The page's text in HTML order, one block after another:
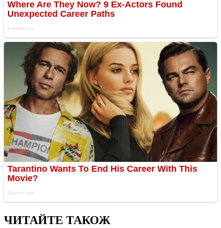
ЧИТАЙТЕ ТАКОЖ